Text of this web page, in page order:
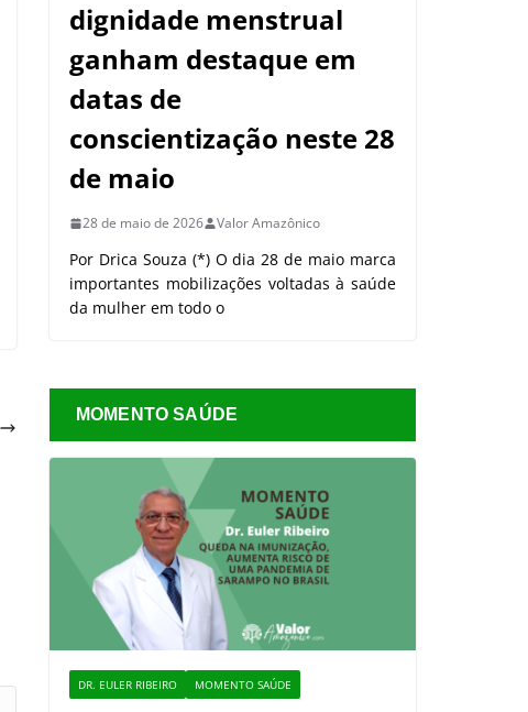
dignidade menstrual
ganham destaque em
datas de
conscientização neste 28
de maio
28 de maio de 2026 Valor Amazônico
Por Drica Souza (*) O dia 28 de maio marca
importantes mobilizações voltadas à saúde
da mulher em todo o
MOMENTO SAÚDE
DR. EULER RIBEIRO MOMENTO SAÚDE